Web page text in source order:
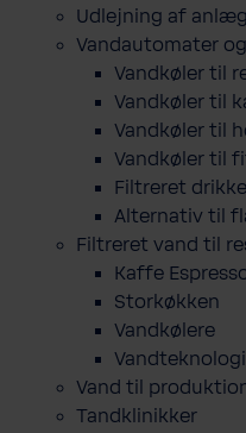
Udlejning af anlæg
Vandautomater
Vandkøler til
Vandkøler til
Vandkøler til
Vandkøler til
Filtreret
Alternativ til
Filtreret vand til
Kaffe
Storkøkken
Vandkølere
Vandteknologi
Vand til
Tandklinikker